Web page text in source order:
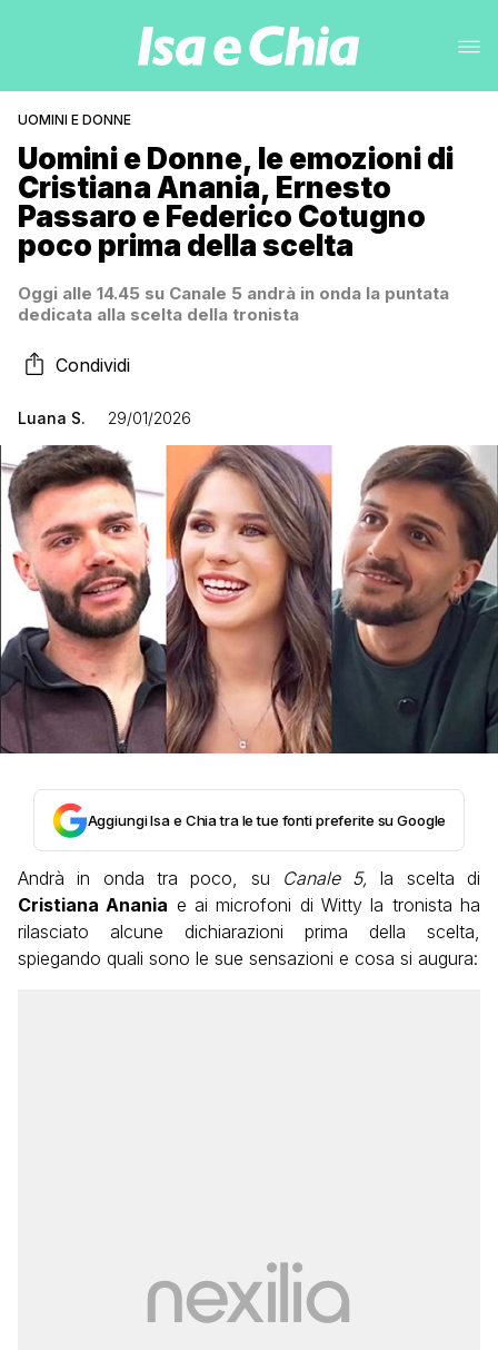
UOMINI E DONNE
Uomini e Donne, le emozioni di
Cristiana Anania, Ernesto
Passaro e Federico Cotugno
poco prima della scelta
Oggi alle 14.45 su Canale 5 andrà in onda la puntata
dedicata alla scelta della tronista
Condividi
Luana S. 29/01/2026
Aggiungi Isa e Chia tra le tue fonti preferite su Google
Andrà in onda tra poco, su Canale 5, la scelta di
Cristiana Anania e ai microfoni di Witty la tronista ha
rilasciato alcune dichiarazioni prima della scelta,
spiegando quali sono le sue sensazioni e cosa si augura: